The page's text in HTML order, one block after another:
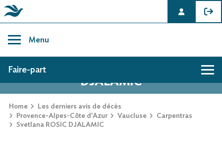
content
Menu
AVIS DE DÉCÈS DE SVETLANA ROSIC
DJALAMIC
Home
Les derniers avis de décès
Provence-Alpes-Côte d'Azur
Vaucluse
Carpentras
Svetlana ROSIC DJALAMIC
Faire-part